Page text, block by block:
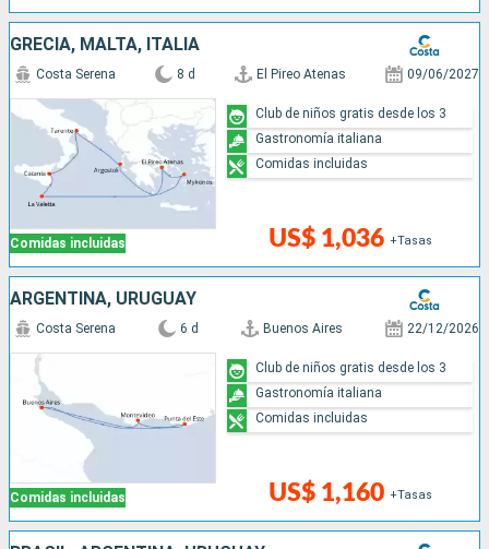
GRECIA, MALTA, ITALIA
Comidas incluidas
Costa Serena 8 d El Pireo Atenas 09/06/2027
US$ 1,036 +Tasas
Club de niños gratis desde los 3
Gastronomía italiana
Comidas incluidas
ARGENTINA, URUGUAY
Comidas incluidas
Costa Serena 6 d Buenos Aires 22/12/2026
US$ 1,160 +Tasas
Club de niños gratis desde los 3
Gastronomía italiana
Comidas incluidas